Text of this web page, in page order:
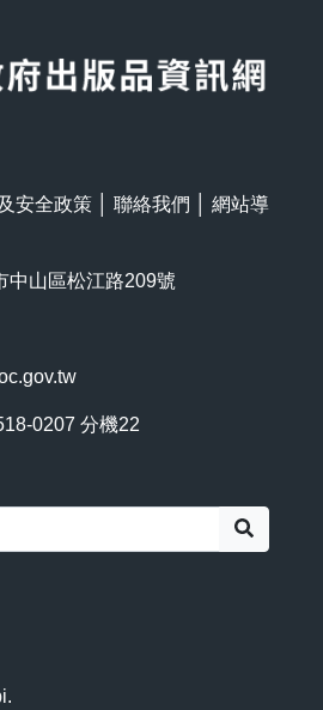
安全政策 聯絡我們
網站導
中山區松江路209號
0207 分機22